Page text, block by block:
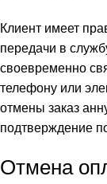
Клиент имеет
передачи в
своевременно
телефону или
отмены заказ
подтверждение
Отмена